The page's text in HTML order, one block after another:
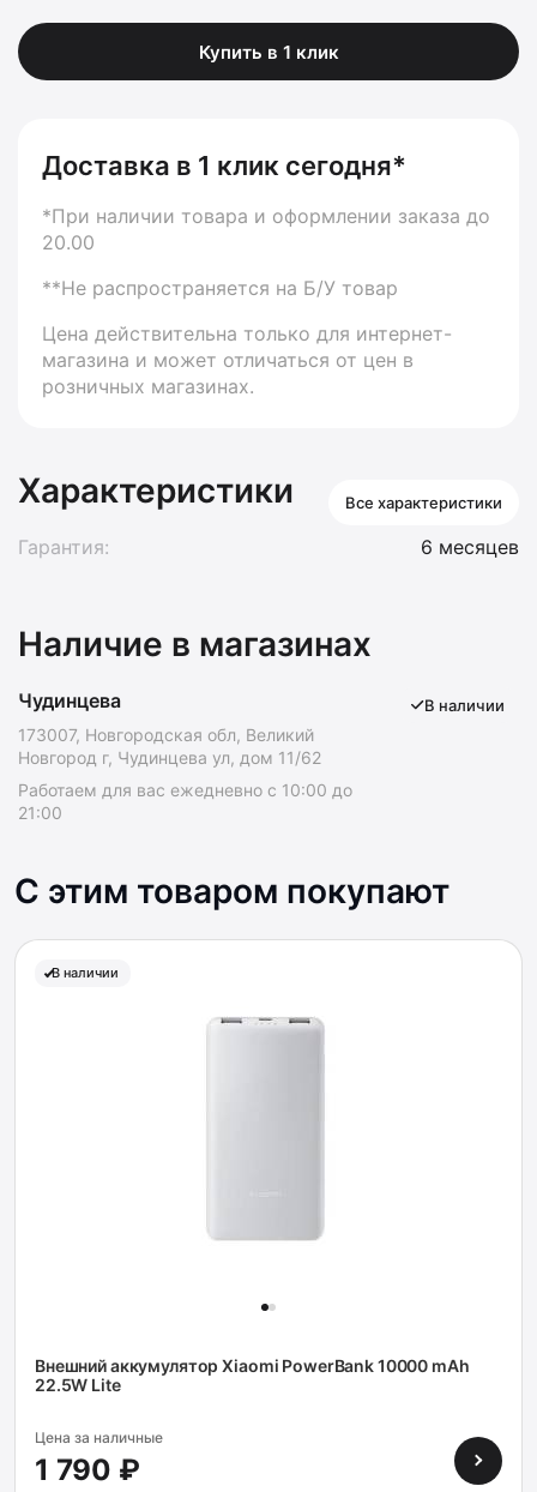
Купить в 1 клик
Доставка в 1 клик сегодня*
*При наличии товара и оформлении заказа до
20.00
**Не распространяется на Б/У товар
Цена действительна только для интернет-
магазина и может отличаться от цен в
розничных магазинах.
Характеристики Все характеристики
Гарантия: 6 месяцев
Наличие в магазинах
Чудинцева
173007, Новгородская обл, Великий
Новгород г, Чудинцева ул, дом 11/62
Работаем для вас ежедневно с 10:00 до
21:00
В наличии
С этим товаром покупают
В наличии
Внешний аккумулятор Xiaomi PowerBank 10000 mAh
22.5W Lite
Цена за наличные
1 790 ₽